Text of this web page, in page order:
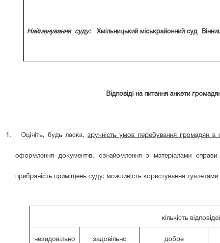
Найменуваннясуду:Хмільницький міськрайонний суд
Відповіді на питання анкети
1. Оцініть, будь ласка,зручність умов перебування громадян в
оформлення документів, ознайомлення з матеріалами
прибраність приміщень суду; можливість користування
кількість
незадовільно задовільно добре